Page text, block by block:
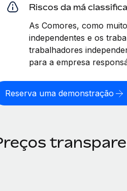
Riscos da má
As Comores, como
independentes e os
trabalhadores
para a empresa
Reserva uma demonstração